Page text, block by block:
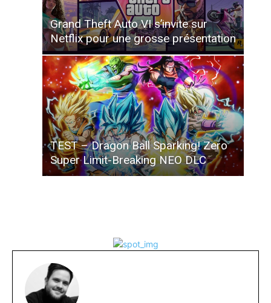
Grand Theft Auto VI s’invite sur
Netflix pour une grosse présentation
TEST – Dragon Ball Sparking! Zero
Super Limit-Breaking NEO DLC